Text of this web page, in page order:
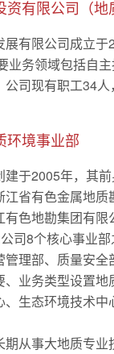
资有限公司（地
展有限公司成立于
业务领域包括自
司现有职工34人
环境事业部
建于2005年，其
省有色金属地质
色地勘集团有限
司8个核心事业
理部、质量安全
业务类型设置地
生态环境技术中
从事大地质专业